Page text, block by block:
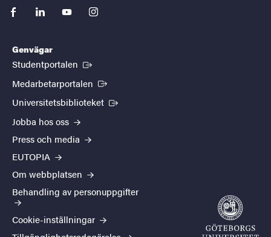
facebooklinkedinyoutubeinstagram
Genvägar
Studentportalen (Extern länk)
Medarbetarportalen (Extern länk)
Universitetsbiblioteket (Extern länk)
Jobba hos oss
Press och media
EUTOPIA
Om webbplatsen
Behandling av personuppgifter
Cookie-inställningar